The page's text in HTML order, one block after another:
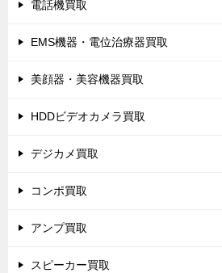
電話機買取
EMS機器・電位治療器買取
美顔器・美容機器買取
HDDビデオカメラ買取
デジカメ買取
コンポ買取
アンプ買取
スピーカー買取